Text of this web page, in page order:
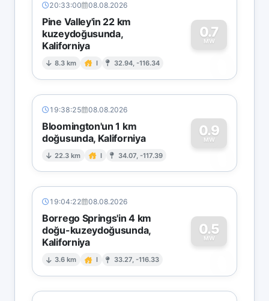
20:33:00 08.08.2026
Pine Valley'in 22 km
kuzeydoğusunda,
Kaliforniya
8.3 km I 32.94, -116.34
0.7
MW
0
19:38:25 08.08.2026
Bloomington'un 1 km
doğusunda, Kaliforniya
22.3 km I 34.07, -117.39
0.9
MW
0
19:04:22 08.08.2026
Borrego Springs'in 4 km
doğu-kuzeydoğusunda,
Kaliforniya
3.6 km I 33.27, -116.33
0.5
MW
0